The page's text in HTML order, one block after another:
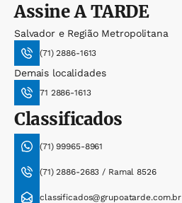
AssineA TARDE
Salvador e Região Metropolitana
(71) 2886-1613
Demais localidades
71 2886-1613
Classificados
(71) 99965-8961
(71) 2886-2683 / Ramal 8526
classificados@grupoatarde.com.br